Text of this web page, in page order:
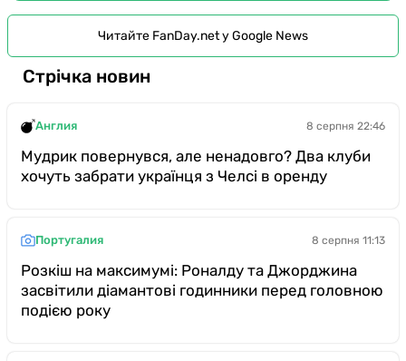
Читайте FanDay.net у Google News
Стрічка новин
Англия 8 серпня 22:46
Мудрик повернувся, але ненадовго? Два клуби
хочуть забрати українця з Челсі в оренду
Португалия 8 серпня 11:13
Розкіш на максимумі: Роналду та Джорджина
засвітили діамантові годинники перед головною
подією року